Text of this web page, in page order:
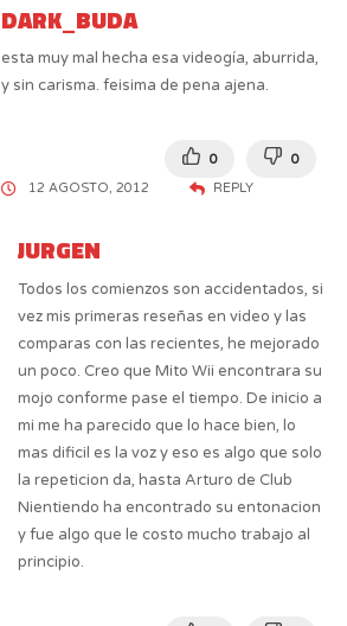
DARK_BUDA
esta muy mal hecha esa videogía, aburrida,
y sin carisma. feisima de pena ajena.
0
0
12 AGOSTO, 2012
REPLY
JURGEN
Todos los comienzos son accidentados, si
vez mis primeras reseñas en video y las
comparas con las recientes, he mejorado
un poco. Creo que Mito Wii encontrara su
mojo conforme pase el tiempo. De inicio a
mi me ha parecido que lo hace bien, lo
mas dificil es la voz y eso es algo que solo
la repeticion da, hasta Arturo de Club
Nientiendo ha encontrado su entonacion
y fue algo que le costo mucho trabajo al
principio.